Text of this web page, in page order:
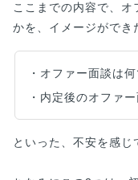
ここまでの内容で、
かを、イメージができ
・オファー面談は
・内定後のオファ
といった、不安を感じ